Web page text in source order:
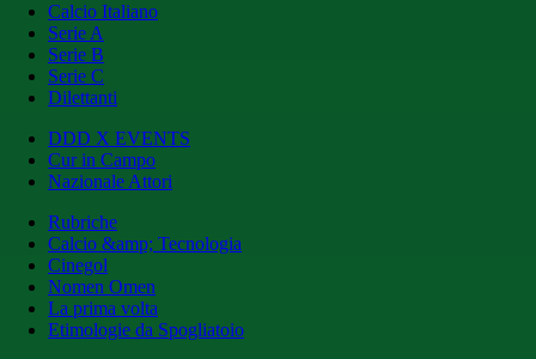
Calcio Italiano
Serie A
Serie B
Serie C
Dilettanti
DDD X EVENTS
Cur in Campo
Nazionale Attori
Rubriche
Calcio &amp; Tecnologia
Cinegol
Nomen Omen
La prima volta
Etimologie da Spogliatoio